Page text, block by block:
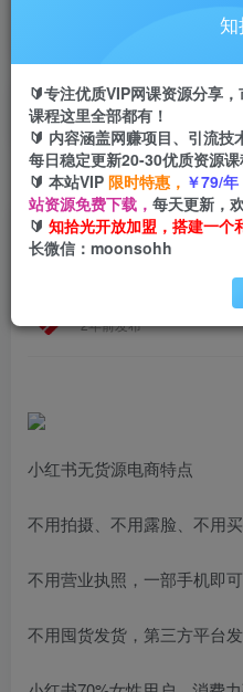
首页 创业课程 会员专属 正文
（7049期）小红书无货
爆单 单店30万销售额（
2年前发布
小红书无货源电商特点
不用拍摄、不用露脸、不用
不用营业执照，一部手机即
不用囤货发货，第三方平台
🔰专注优质VIP网课资源分享
课程这里全部都有！
🔰 内容涵盖网赚项目、引流技
每日稳定更新20-30优质资源课
🔰 本站VIP 限时特惠， ￥79/
站资源免费下载， 每天更新，
🔰 知拾光开放加盟，搭建一个
长微信：moonsohh